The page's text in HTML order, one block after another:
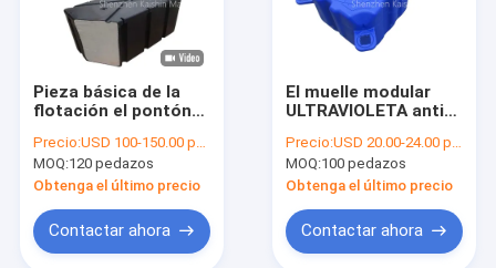
Pieza básica de la
flotación el pontón
Marine Dock
Precio:USD 100-150.00 per pcs
MOQ:120 pedazos
Obtenga el último precio
Contactar ahora
El muelle modular
ULTRAVIOLETA anti
hace espuma los
flotadores
modulares que flotan
el embarcadero
Precio:USD 20.00-24.00 per pcs FOB Shenzhen
MOQ:100 pedazos
Obtenga el último precio
Contactar ahora